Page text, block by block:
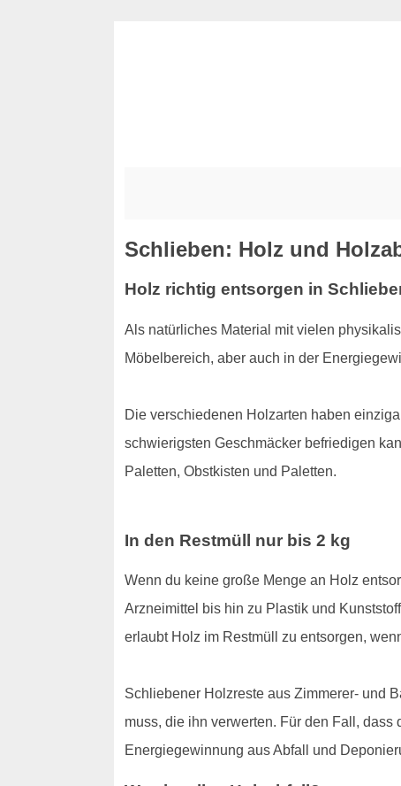
Schlieben: Holz und
Holz richtig entsorgen in
Als natürliches Material mit vielen
Möbelbereich, aber auch in der
Die verschiedenen Holzarten haben
schwierigsten Geschmäcker befriedigen
Paletten, Obstkisten und Paletten.
In den Restmüll nur bis 2 kg
Wenn du keine große Menge an Holz
Arzneimittel bis hin zu Plastik und
erlaubt Holz im Restmüll zu entsorgen,
Schliebener Holzreste aus Zimmerer- und
muss, die ihn verwerten. Für den Fall,
Energiegewinnung aus Abfall und